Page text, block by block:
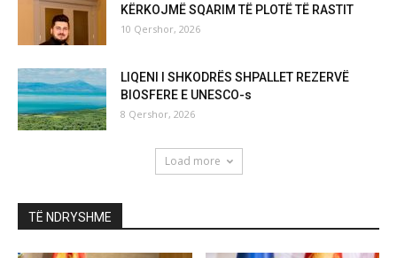
KËRKOJMË SQARIM TË PLOTË TË RASTIT
10 Qershor, 2026
LIQENI I SHKODRËS SHPALLET REZERVË
BIOSFERE E UNESCO-s
8 Qershor, 2026
Load more
TË NDRYSHME